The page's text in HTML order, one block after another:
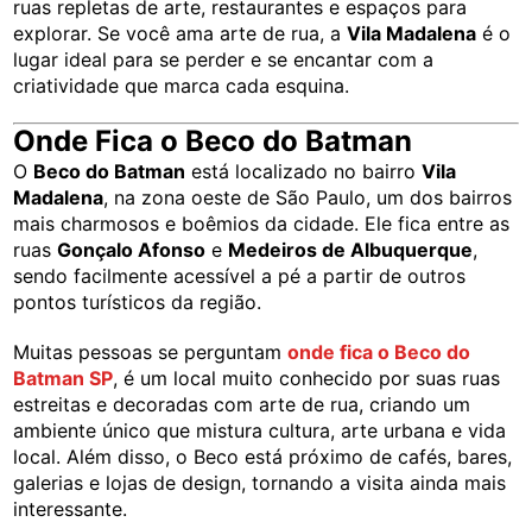
ruas repletas de arte, restaurantes e espaços para
explorar. Se você ama arte de rua, aVila Madalena é o
lugar ideal para se perder e se encantar com a
criatividade que marca cada esquina.
Onde Fica o Beco do Batman
O Beco do Batman está localizado no bairroVila
Madalena, na zona oeste de São Paulo, um dos bairros
mais charmosos e boêmios da cidade. Ele fica entre as
ruasGonçalo Afonso e Medeiros de Albuquerque,
sendo facilmente acessível a pé a partir de outros
pontos turísticos da região.
Muitas pessoas se perguntamonde fica o Beco do
Batman SP, é um local muito conhecido por suas ruas
estreitas e decoradas com arte de rua, criando um
ambiente único que mistura cultura, arte urbana e vida
local. Além disso, o Beco está próximo de cafés, bares,
galerias e lojas de design, tornando a visita ainda mais
interessante.